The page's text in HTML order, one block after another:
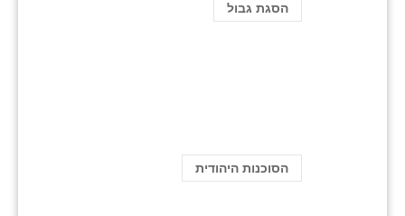
הסגת גבול
הסוכנות היהודית